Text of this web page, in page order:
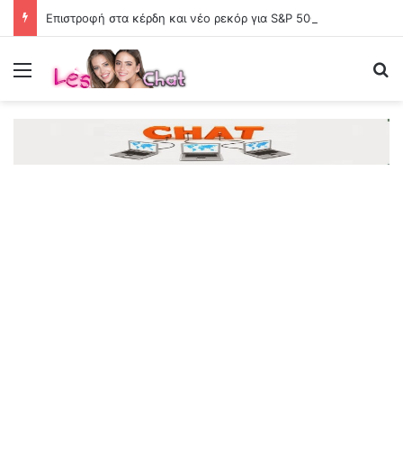
Επιστροφή στα κέρδη και νέο ρεκόρ για S&P 500
Menu